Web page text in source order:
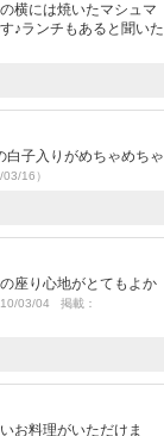
横には焼いたマシュマ
♪ランチもあると聞いた
白子入りがめちゃめちゃ
16）
座り心地がとてもよか
03/04 掲載：
お料理がいただけま